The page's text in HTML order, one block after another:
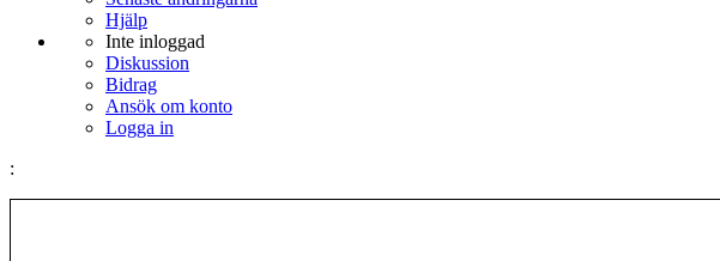
Hjälp
Inte inloggad
Diskussion
Bidrag
Ansök om konto
Logga in
: